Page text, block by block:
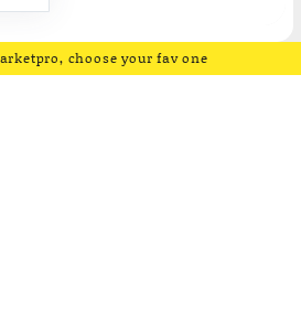
choose your fav one